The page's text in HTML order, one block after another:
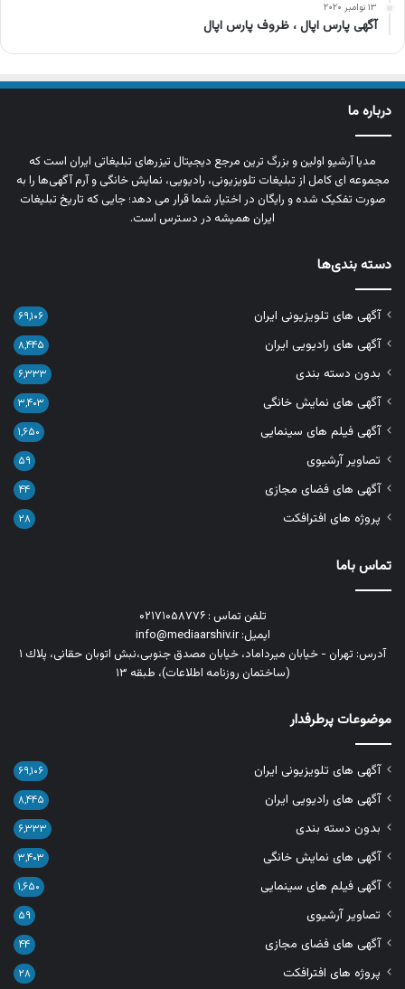
۱۳ نوامبر ۲۰۲۰
آگهی پارس اپال ، ظروف پارس اپال
درباره ما
مدیا آرشیو اولین و بزرگ‌ ترین مرجع دیجیتال تیزرهای تبلیغاتی ایران است که
مجموعه‌ ای کامل از تبلیغات تلویزیونی، رادیویی، نمایش خانگی و آرم‌ آگهی‌ها را به‌
صورت تفکیک‌ شده و رایگان در اختیار شما قرار می‌ دهد؛ جایی که تاریخ تبلیغات
ایران همیشه در دسترس است.
دسته بندی‌ها
آگهی های تلویزیونی ایران ۶۹,۱۰۶
آگهی های رادیویی ایران ۸,۴۴۵
بدون دسته بندی ۶,۳۳۳
آگهی های نمایش خانگی ۳,۴۰۳
آگهی فیلم های سینمایی ۱,۶۵۰
تصاویر آرشیوی ۵۹
آگهی های فضای مجازی ۴۴
پروژه های افترافکت ۲۸
تماس باما
تلفن تماس : ۰۲۱۷۱۰۵۸۷۷۶
ایمیل: info@mediaarshiv.ir
آدرس: تهران - خیابان میرداماد، خیابان مصدق جنوبی،نبش اتوبان حقانی، پلاك ١
(ساختمان روزنامه اطلاعات)، طبقه ۱۳
موضوعات پرطرفدار
آگهی های تلویزیونی ایران ۶۹,۱۰۶
آگهی های رادیویی ایران ۸,۴۴۵
بدون دسته بندی ۶,۳۳۳
آگهی های نمایش خانگی ۳,۴۰۳
آگهی فیلم های سینمایی ۱,۶۵۰
تصاویر آرشیوی ۵۹
آگهی های فضای مجازی ۴۴
پروژه های افترافکت ۲۸